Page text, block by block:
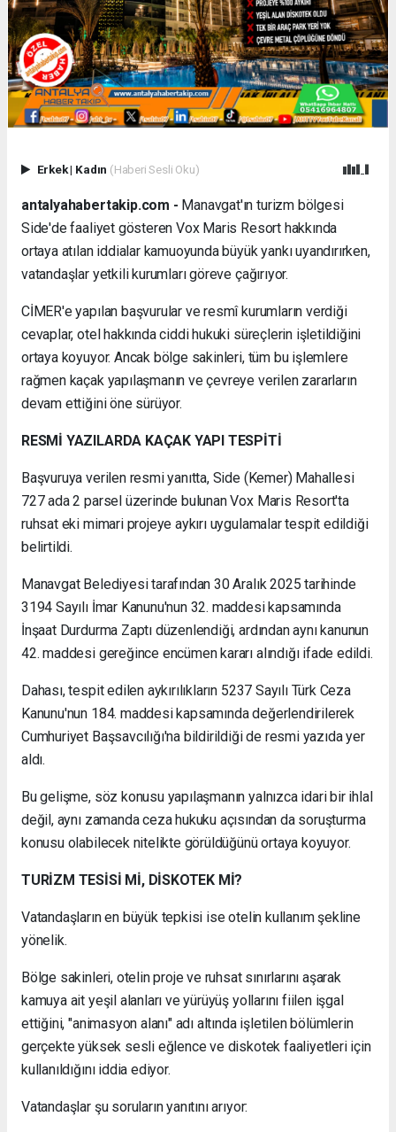
Erkek| Kadın (Haberi Sesli Oku)
antalyahabertakip.com - Manavgat'ın turizm bölgesi
Side'de faaliyet gösteren Vox Maris Resort hakkında
ortaya atılan iddialar kamuoyunda büyük yankı uyandırırken,
vatandaşlar yetkili kurumları göreve çağırıyor.
CİMER'e yapılan başvurular ve resmî kurumların verdiği
cevaplar, otel hakkında ciddi hukuki süreçlerin işletildiğini
ortaya koyuyor. Ancak bölge sakinleri, tüm bu işlemlere
rağmen kaçak yapılaşmanın ve çevreye verilen zararların
devam ettiğini öne sürüyor.
RESMİ YAZILARDA KAÇAK YAPI TESPİTİ
Başvuruya verilen resmi yanıtta, Side (Kemer) Mahallesi
727 ada 2 parsel üzerinde bulunan Vox Maris Resort'ta
ruhsat eki mimari projeye aykırı uygulamalar tespit edildiği
belirtildi.
Manavgat Belediyesi tarafından 30 Aralık 2025 tarihinde
3194 Sayılı İmar Kanunu'nun 32. maddesi kapsamında
İnşaat Durdurma Zaptı düzenlendiği, ardından aynı kanunun
42. maddesi gereğince encümen kararı alındığı ifade edildi.
Dahası, tespit edilen aykırılıkların 5237 Sayılı Türk Ceza
Kanunu'nun 184. maddesi kapsamında değerlendirilerek
Cumhuriyet Başsavcılığı'na bildirildiği de resmi yazıda yer
aldı.
Bu gelişme, söz konusu yapılaşmanın yalnızca idari bir ihlal
değil, aynı zamanda ceza hukuku açısından da soruşturma
konusu olabilecek nitelikte görüldüğünü ortaya koyuyor.
TURİZM TESİSİ Mİ, DİSKOTEK Mİ?
Vatandaşların en büyük tepkisi ise otelin kullanım şekline
yönelik.
Bölge sakinleri, otelin proje ve ruhsat sınırlarını aşarak
kamuya ait yeşil alanları ve yürüyüş yollarını fiilen işgal
ettiğini, "animasyon alanı" adı altında işletilen bölümlerin
gerçekte yüksek sesli eğlence ve diskotek faaliyetleri için
kullanıldığını iddia ediyor.
Vatandaşlar şu soruların yanıtını arıyor: